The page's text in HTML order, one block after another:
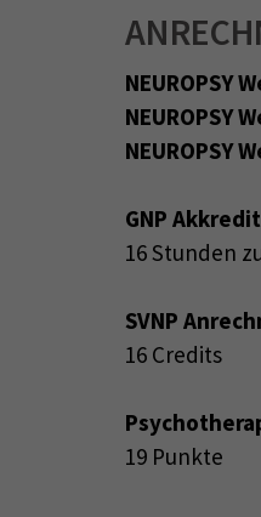
NEUROPSY
GNP
16 Stunden
SVNP
16 Credits
19 Punkte